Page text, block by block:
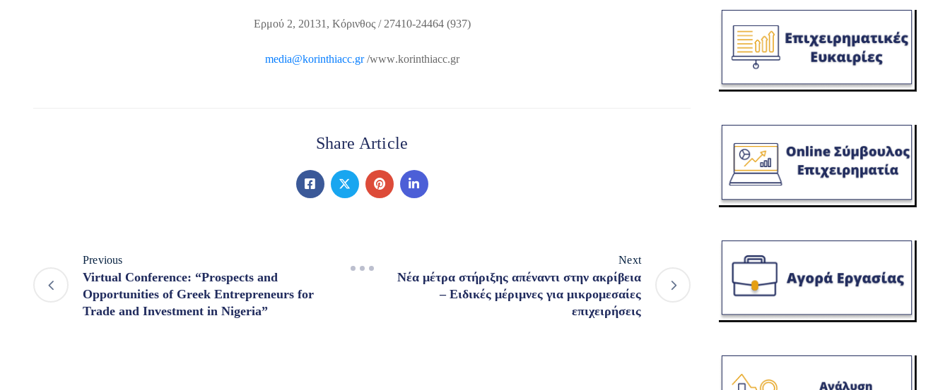
Ερμού 2, 20131, Κόρινθος / 27410-24464 (937)
media@korinthiacc.gr/www.korinthiacc.gr
Share Article
Previous
Virtual Conference: “Prospects and
Opportunities of Greek Entrepreneurs for
Trade and Investment in Nigeria”
Next
Νέα μέτρα στήριξης απέναντι στην ακρίβεια
– Ειδικές μέριμνες για μικρομεσαίες
επιχειρήσεις